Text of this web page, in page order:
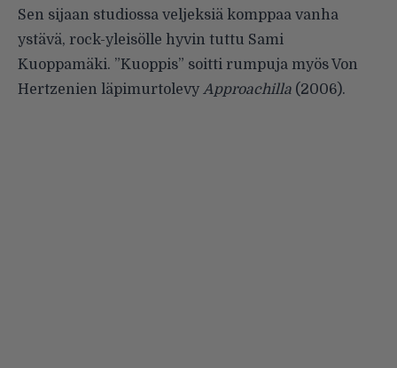
Sen sijaan studiossa veljeksiä komppaa vanha
ystävä, rock-yleisölle hyvin tuttu Sami
Kuoppamäki. ”Kuoppis” soitti rumpuja myös Von
Hertzenien läpimurtolevy Approachilla (2006).